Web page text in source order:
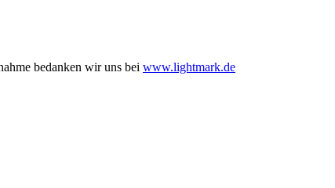
bedanken wir uns bei www.lightmark.de